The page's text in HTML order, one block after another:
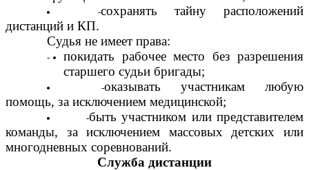
сохранять тайну расположений
дистанций и КП.
Судья не имеет права:
покидать рабочее место без разрешения
старшего судьи бригады;
оказывать участникам любую
помощь, за исключением медицинской;
быть участником или представителем
команды, за исключением массовых детских или
многодневных соревнований.
Служба дистанции